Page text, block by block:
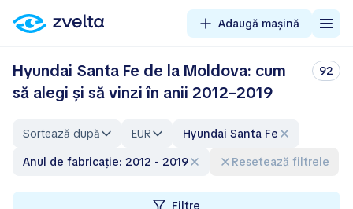
Adaugă mașină
Hyundai Santa Fe de la Moldova: cum
să alegi și să vinzi în anii 2012–2019
92
Sortează după EUR
Hyundai Santa Fe
Anul de fabricație: 2012 - 2019
Resetează filtrele
Filtre